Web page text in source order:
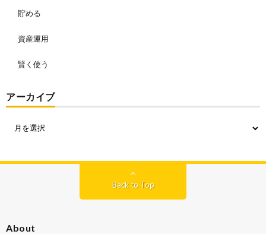
貯める
資産運用
賢く使う
アーカイブ
Back to Top
About